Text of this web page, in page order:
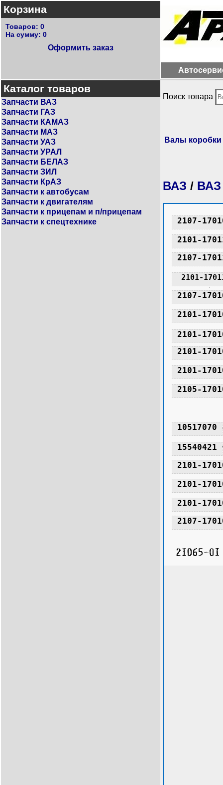
Корзина
Товаров: 0
На сумму: 0
Оформить заказ
Каталог товаров
Запчасти ВАЗ
Запчасти ГАЗ
Запчасти КАМАЗ
Запчасти МАЗ
Запчасти УАЗ
Запчасти УРАЛ
Запчасти БЕЛАЗ
Запчасти ЗИЛ
Запчасти КрАЗ
Запчасти к автобусам
Запчасти к двигателям
Запчасти к прицепам и п/прицепам
Запчасти к спецтехнике
Поиск товара
Валы коробки
ВАЗ / ВАЗ
10517070
15540421
2101-
2101-
2101-
2101-
2101-
2101-
2101-
2101-
2101-
2105-
2107-
2107-
2107-
2107-